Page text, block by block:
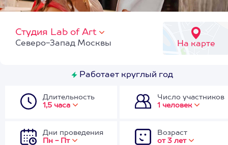
Студия Lab of Art
На карте
Северо-Запад Москвы
Работает круглый год
Длительность
1,5 часа
Число участников
1 человек
Дни проведения
Пн - Пт
Возраст
от 3 лет